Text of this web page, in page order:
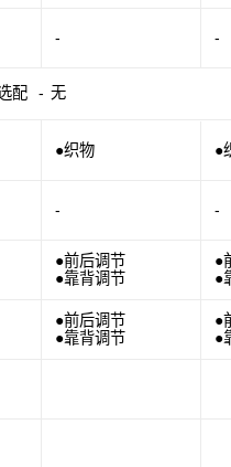
配 - 无
- -
●织物 ●
- -
●前后调节
●靠背调节
●
●
●前后调节
●靠背调节
●
●